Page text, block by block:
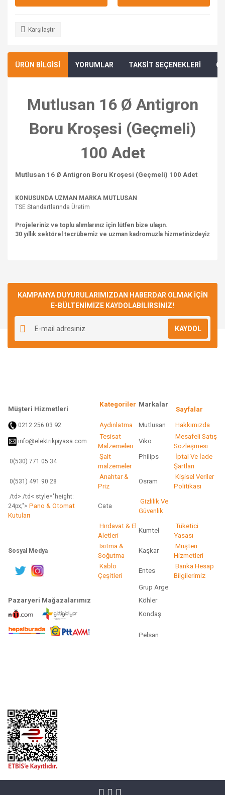
Karşılaştır
ÜRÜN BİLGİSİ YORUMLAR TAKSİT SEÇENEKLERİ
Mutlusan 16 Ø Antigron
Boru Kroşesi (Geçmeli)
100 Adet
Mutlusan 16 Ø Antigron Boru Kroşesi (Geçmeli) 100 Adet
KONUSUNDA UZMAN MARKA MUTLUSAN
TSE Standartlarında Üretim
Projeleriniz ve toplu alımlarınız için lütfen bize ulaşın.
30 yıllık sektörel tecrübemiz ve uzman kadromuzla hizmetinizdeyiz
Yorum Yaz
kullanarak tarafımıza iletebilirsiniz.
Görüş ve önerileriniz için teşekkür ederiz.
Ürün resmi kalitesiz, bozuk veya görüntülenemiyor.
Ürün açıklamasında eksik bilgiler bulunuyor.
Ürün bilgilerinde hatalar bulunuyor.
KAMPANYA DUYURULARIMIZDAN HABERDAR OLMAK İÇİN
E-BÜLTENİMİZE KAYDOLABİLİRSİNİZ!
KAYDOL
Müşteri Hizmetleri
Kategoriler Markalar
Sayfalar
0212 256 03 92 Aydınlatma Mutlusan Hakkımızda
info@elektrikpiyasa.com
Tesisat
Malzemeleri
Viko
Mesafeli Satış
Sözleşmesi
0(530) 771 05 34
Şalt
malzemeler
Philips
İptal Ve İade
Şartları
0(531) 491 90 28
Anahtar &
Priz
Osram
Kişisel Veriler
Politikası
/td> /td< style="height:
24px;"> Pano & Otomat
Kutuları
Cata
Gizlilik Ve
Güvenlik
Hırdavat & El
Aletleri
Kumtel
Tüketici
Yasası
Sosyal Medya
Isıtma &
Soğutma
Kaşkar
Müşteri
Hizmetleri
Kablo
Çeşitleri
Entes
Banka Hesap
Bilgilerimiz
Grup Arge
Pazaryeri Mağazalarımız
Köhler
Kondaş
Pelsan